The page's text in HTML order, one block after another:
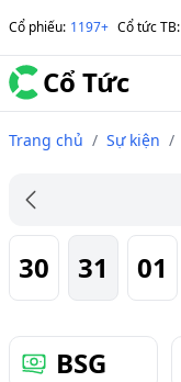
Cổ phiếu: 1197+ Cổ tức TB:
Cổ Tức
Trang chủ / Sự kiện /
30 31 01
BSG